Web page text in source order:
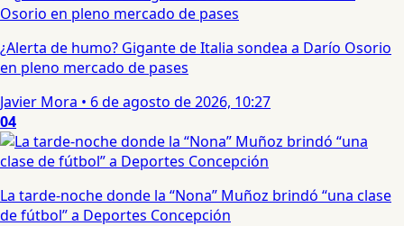
¿Alerta de humo? Gigante de Italia sondea a Darío Osorio
en pleno mercado de pases
Javier Mora • 6 de agosto de 2026, 10:27
04
La tarde-noche donde la “Nona” Muñoz brindó “una clase
de fútbol” a Deportes Concepción